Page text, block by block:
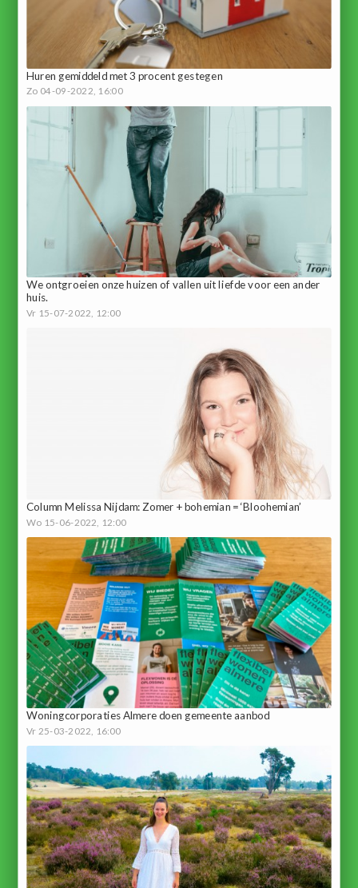
Huren gemiddeld met 3 procent gestegen
Zo 04-09-2022, 16:00
We ontgroeien onze huizen of vallen uit liefde voor een ander
huis.
Vr 15-07-2022, 12:00
Column Melissa Nijdam: Zomer + bohemian = ‘Bloohemian’
Wo 15-06-2022, 12:00
Woningcorporaties Almere doen gemeente aanbod
Vr 25-03-2022, 16:00